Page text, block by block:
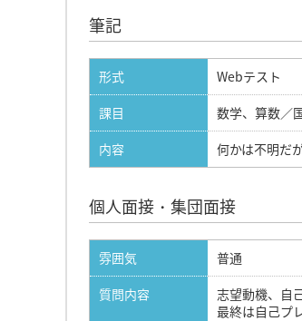
筆記
形式
Webテスト
課目
数学、算数／
内容
何かは不明だ
個人面接・集団面接
雰囲気
普通
質問内容
志望動機、自
最終は自己プ